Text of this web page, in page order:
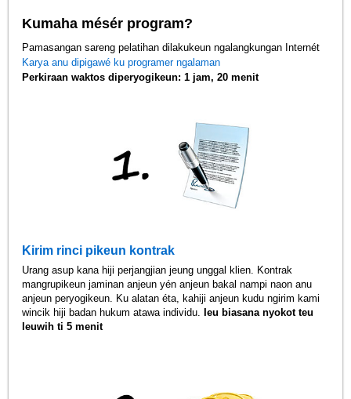
Kumaha mésér program?
Pamasangan sareng pelatihan dilakukeun ngalangkungan Internét
Karya anu dipigawé ku programer ngalaman
Perkiraan waktos diperyogikeun: 1 jam, 20 menit
Kirim rinci pikeun kontrak
Urang asup kana hiji perjangjian jeung unggal klien. Kontrak
mangrupikeun jaminan anjeun yén anjeun bakal nampi naon anu
anjeun peryogikeun. Ku alatan éta, kahiji anjeun kudu ngirim kami
wincik hiji badan hukum atawa individu. Ieu biasana nyokot teu
leuwih ti 5 menit